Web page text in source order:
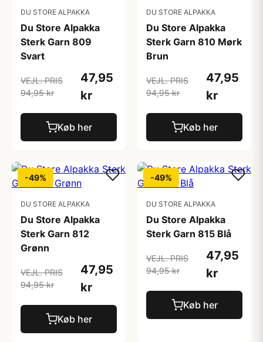
DU STORE ALPAKKA
Du Store Alpakka
Sterk Garn 809
Svart
VEJL. PRIS
94,95 kr
47,95
kr
Køb her
DU STORE ALPAKKA
Du Store Alpakka
Sterk Garn 810 Mørk
Brun
VEJL. PRIS
94,95 kr
47,95
kr
Køb her
-49%
DU STORE ALPAKKA
Du Store Alpakka
Sterk Garn 812
Grønn
VEJL. PRIS
94,95 kr
47,95
kr
Køb her
-49%
DU STORE ALPAKKA
Du Store Alpakka
Sterk Garn 815 Blå
VEJL. PRIS
94,95 kr
47,95
kr
Køb her